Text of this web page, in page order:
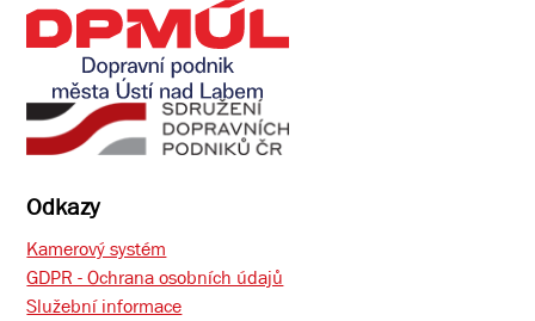
Odkazy
Kamerový systém
GDPR - Ochrana osobních údajů
Služební informace